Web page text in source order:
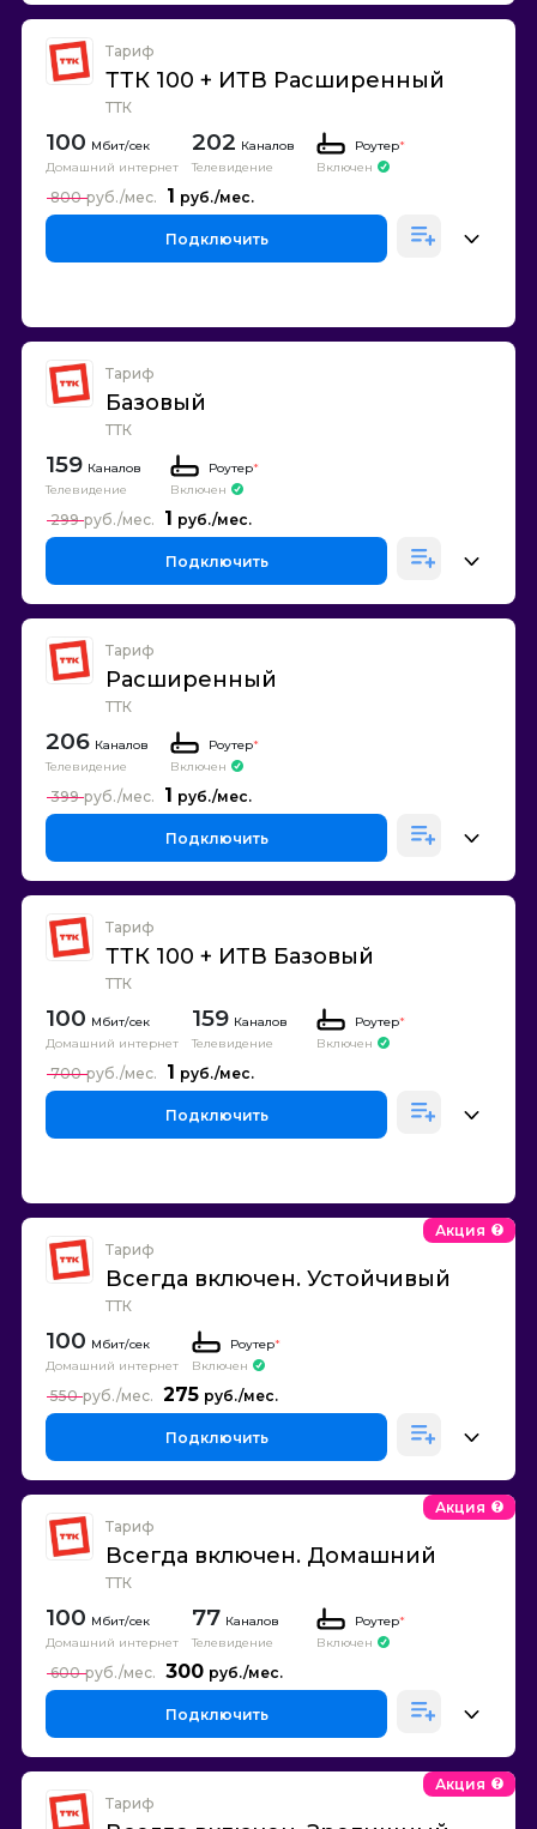
Тариф
ТТК 100 + ИТВ Расширенный
ТТК
100
Домашний интернет
202 Каналов
Телевидение
Роутер*
Включен
1
800
Подключить
Тариф
Базовый
ТТК
159 Каналов
Телевидение
Роутер*
Включен
1
299
Подключить
Тариф
Расширенный
ТТК
206 Каналов
Телевидение
Роутер*
Включен
1
399
Подключить
Тариф
ТТК 100 + ИТВ Базовый
ТТК
100
Домашний интернет
159 Каналов
Телевидение
Роутер*
Включен
1
700
Подключить
Тариф
Всегда включен. Устойчивый
ТТК
Акция
100
Домашний интернет
Роутер*
Включен
275
550
Подключить
Тариф
Всегда включен. Домашний
ТТК
Акция
100
Домашний интернет
77 Каналов
Телевидение
Роутер*
Включен
300
600
Подключить
Тариф
Акция